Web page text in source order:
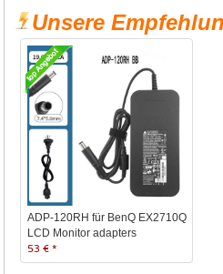
Unsere
ADP-120RH für BenQ EX2710Q
LCD Monitor adapters
53 € *